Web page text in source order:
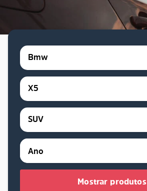
Bmw
X5
SUV
Mostrar produtos